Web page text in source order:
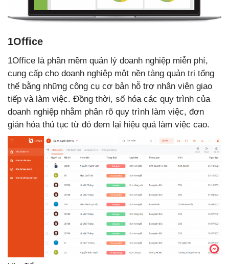
1Office
1Office là phần mềm quản lý doanh nghiệp miễn phí,
cung cấp cho doanh nghiệp một nền tảng quản trị tổng
thể bằng những công cụ cơ bản hỗ trợ nhân viên giao
tiếp và làm việc. Đồng thời, số hóa các quy trình của
doanh nghiệp nhằm phân rõ quy trình làm việc, đơn
giản hóa thủ tục từ đó đem lại hiệu quả làm việc cao.